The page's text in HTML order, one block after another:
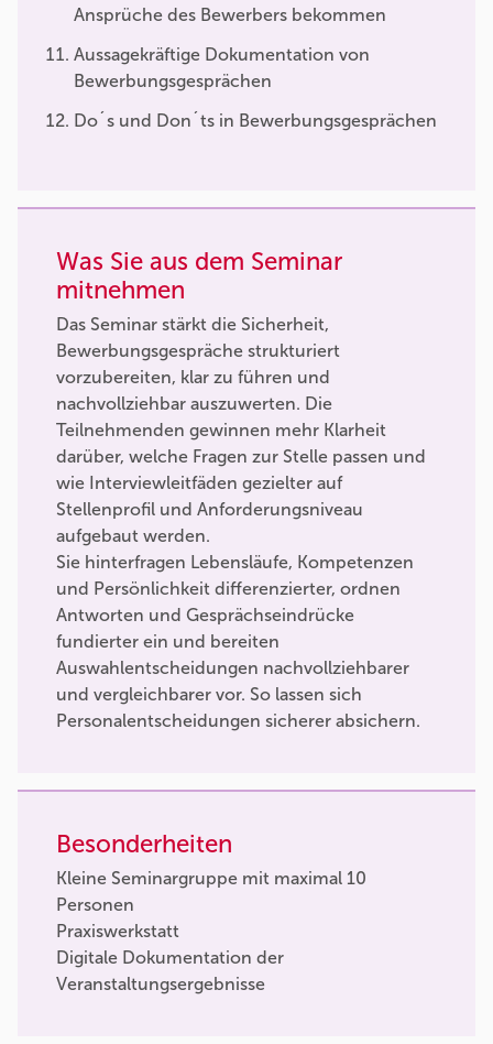
Ansprüche des Bewerbers bekommen
Aussagekräftige Dokumentation von
Bewerbungsgesprächen
Do´s und Don´ts in Bewerbungsgesprächen
Was Sie aus dem Seminar
mitnehmen
Das Seminar stärkt die Sicherheit,
Bewerbungsgespräche strukturiert
vorzubereiten, klar zu führen und
nachvollziehbar auszuwerten. Die
Teilnehmenden gewinnen mehr Klarheit
darüber, welche Fragen zur Stelle passen und
wie Interviewleitfäden gezielter auf
Stellenprofil und Anforderungsniveau
aufgebaut werden.
Sie hinterfragen Lebensläufe, Kompetenzen
und Persönlichkeit differenzierter, ordnen
Antworten und Gesprächseindrücke
fundierter ein und bereiten
Auswahlentscheidungen nachvollziehbarer
und vergleichbarer vor. So lassen sich
Personalentscheidungen sicherer absichern.
Besonderheiten
Kleine Seminargruppe mit maximal 10
Personen
Praxiswerkstatt
Digitale Dokumentation der
Veranstaltungsergebnisse